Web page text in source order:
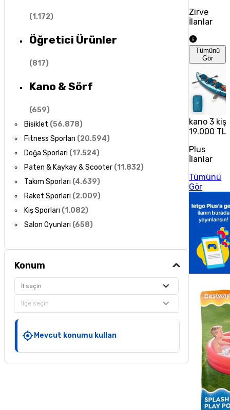
(1.172)
Öğretici Ürünler
(817)
Kano & Sörf
(659)
Bisiklet (56.878)
Fitness Sporları (20.594)
Doğa Sporları (17.524)
Paten & Kaykay & Scooter (11.832)
Takım Sporları (4.639)
Raket Sporları (2.009)
Kış Sporları (1.082)
Salon Oyunları (658)
Konum
İl seçin
İlçe seçin
Mevcut konumu kullan
Zirve
İlanlar
Tümünü
Gör
kano 3
19.000 TL
Plus
İlanlar
Tümünü
Gör